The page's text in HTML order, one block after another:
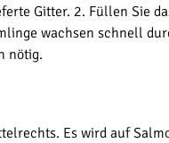
Gitter. 2. Füllen Sie
wachsen schnell
nötig.
Es wird auf